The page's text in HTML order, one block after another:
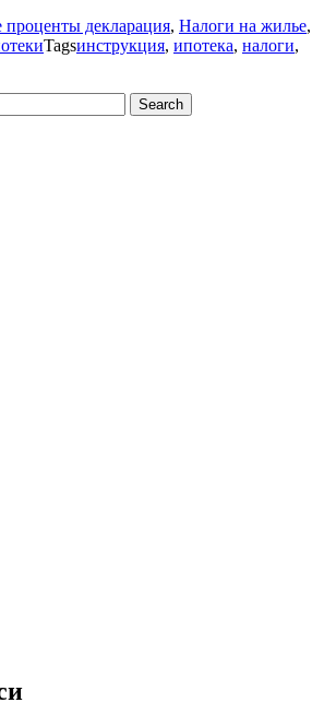
декларация, Налоги на жилье,
Tagsинструкция, ипотека, налоги,